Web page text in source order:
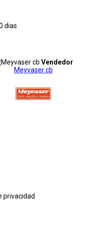
dias
Vendedor
Meyvaser cb
privacidad